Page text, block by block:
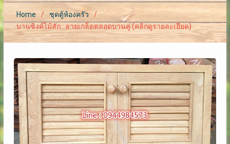
Home
ชุดตู้ห้องครัว
บานซิงค์ไม้สัก : ลายเกล็ดตลอดบานคู่ (คลิกดูรายละเอียด)